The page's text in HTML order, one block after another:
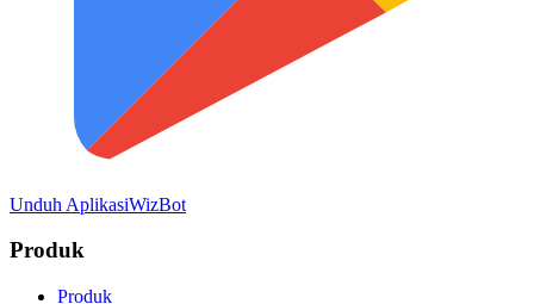
Unduh AplikasiWizBot
Produk
Produk